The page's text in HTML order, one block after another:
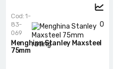
0
Cod: 1-
83-
069
Menghina Stanley Maxsteel
75mm